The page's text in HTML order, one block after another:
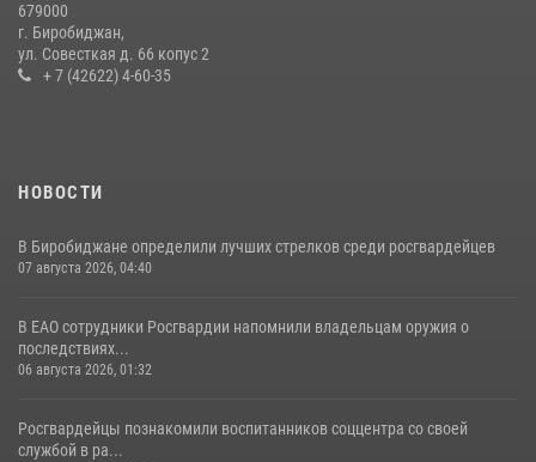
Первых основам самообороны
13 июля 2026, 02:04 3
679000
г. Биробиджан,
ул. Совесткая д. 66 копус 2
+ 7 (42622) 4-60-35
НОВОСТИ
В Биробиджане определили лучших стрелков среди росгвардейцев
07 августа 2026, 04:40
В ЕАО сотрудники Росгвардии напомнили владельцам оружия о
последствиях...
06 августа 2026, 01:32
Росгвардейцы познакомили воспитанников соццентра со своей
службой в ра...